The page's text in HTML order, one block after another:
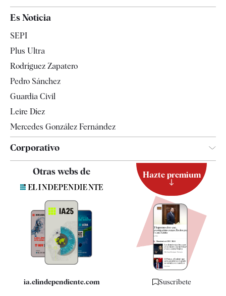
España
Televisión
Es Noticia
SEPI
Plus Ultra
Rodríguez Zapatero
Pedro Sánchez
Guardia Civil
Leire Díez
Mercedes González Fernández
Corporativo
Contacto
Quiénes somos
Especificaciones
Otras webs de
ia.elindependiente.com
Hazte premium
Suscríbete